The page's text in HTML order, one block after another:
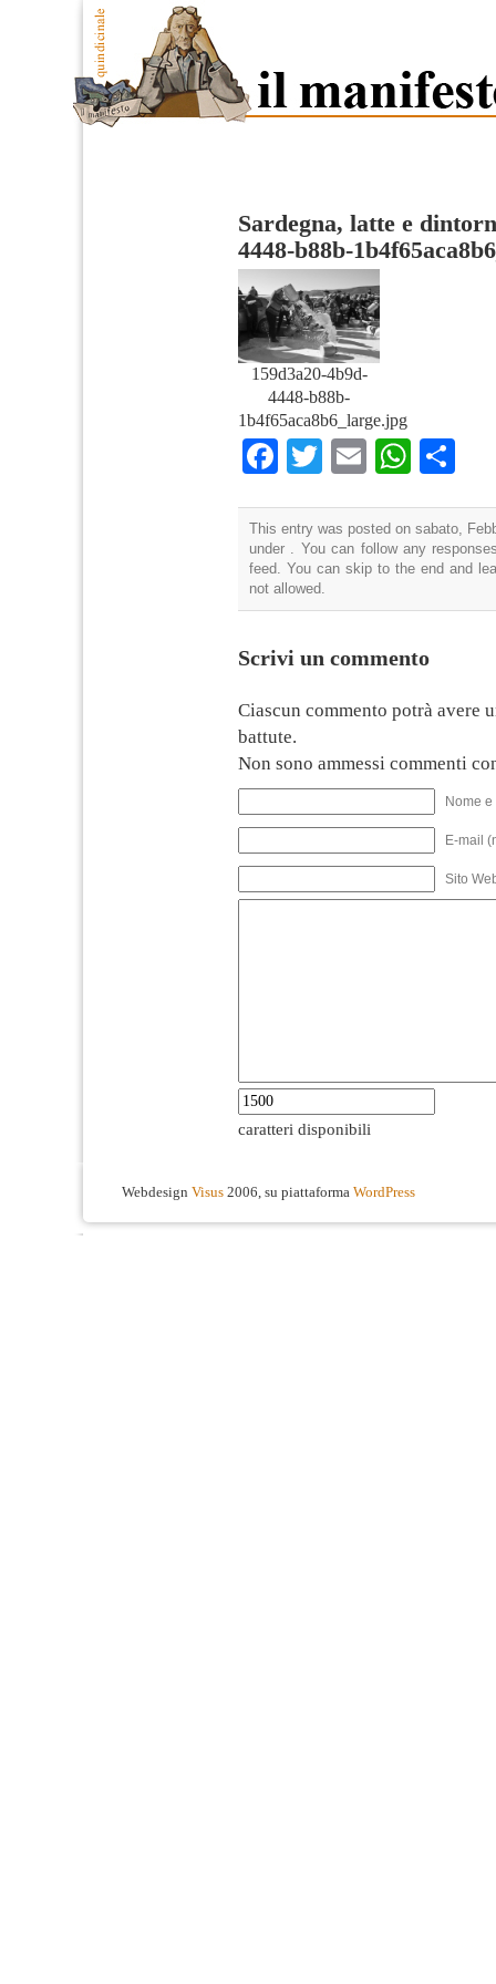
Sardegna, latte e
4448-b88b-
159d3a20-4b9d-
4448-b88b-
1b4f65aca8b6_large.jpg
Facebook
TwitterEmail
This entry was posted on sabato,
under . You can follow any
feed. You can skip to the end and
not allowed.
Scrivi un commento
Ciascun commento potrà avere
battute.
Non sono ammessi commenti
Nome
E-mail
Sito
caratteri disponibili
Webdesign Visus 2006, su piattaforma WordPress